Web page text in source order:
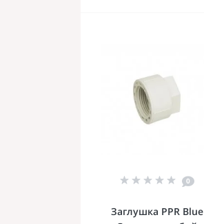
0
Заглушка PPR Blue